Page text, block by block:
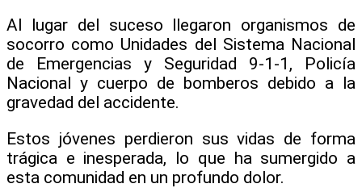
Al lugar del suceso llegaron organismos de
socorro como Unidades del Sistema Nacional
de Emergencias y Seguridad 9-1-1, Policía
Nacional y cuerpo de bomberos debido a la
gravedad del accidente.
Estos jóvenes perdieron sus vidas de forma
trágica e inesperada, lo que ha sumergido a
esta comunidad en un profundo dolor.